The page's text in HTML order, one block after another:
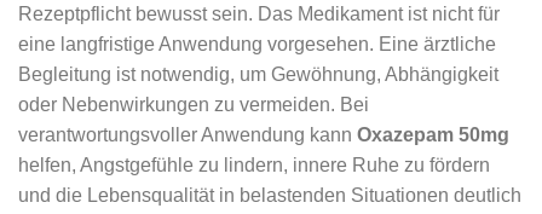
Rezeptpflicht bewusst sein. Das Medikament ist nicht für
eine langfristige Anwendung vorgesehen. Eine ärztliche
Begleitung ist notwendig, um Gewöhnung, Abhängigkeit
oder Nebenwirkungen zu vermeiden. Bei
verantwortungsvoller Anwendung kann Oxazepam 50mg
helfen, Angstgefühle zu lindern, innere Ruhe zu fördern
und die Lebensqualität in belastenden Situationen deutlich